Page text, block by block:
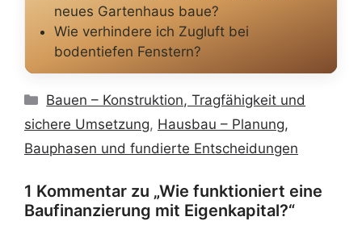
neues Gartenhaus baue?
Wie verhindere ich Zugluft bei
bodentiefen Fenstern?
Kategorien
Bauen – Konstruktion, Tragfähigkeit und
sichere Umsetzung, Hausbau – Planung,
Bauphasen und fundierte Entscheidungen
1 Kommentar zu „Wie funktioniert eine
Baufinanzierung mit Eigenkapital?“